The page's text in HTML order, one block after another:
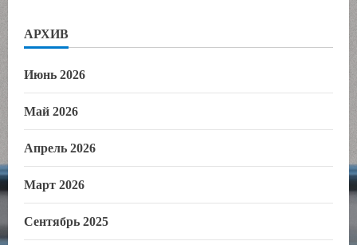
АРХИВ
Июнь 2026
Май 2026
Апрель 2026
Март 2026
Сентябрь 2025